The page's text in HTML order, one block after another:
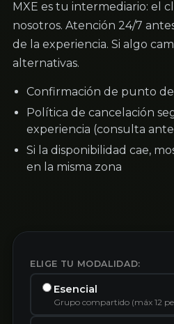
MXE es tu intermediario: el
nosotros. Atención 24/7
de la experiencia. Si algo
alternativas.
Confirmación de punto
Política de cancelación
experiencia (consulta
Si la disponibilidad cae,
en la misma zona
ELIGE TU MODALIDAD:
Esencial
Grupo compartido (máx 12